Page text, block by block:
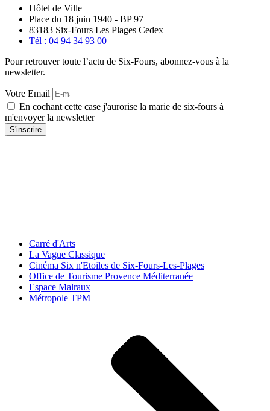
Hôtel de Ville
Place du 18 juin 1940 - BP 97
83183 Six-Fours Les Plages Cedex
Tél : 04 94 34 93 00
Pour retrouver toute l’actu de Six-Fours, abonnez-vous à la
newsletter.
Votre Email
En cochant cette case j'aurorise la marie de six-fours à
m'envoyer la newsletter
S'inscrire
Carré d'Arts
La Vague Classique
Cinéma Six n'Etoiles de Six-Fours-Les-Plages
Office de Tourisme Provence Méditerranée
Espace Malraux
Métropole TPM